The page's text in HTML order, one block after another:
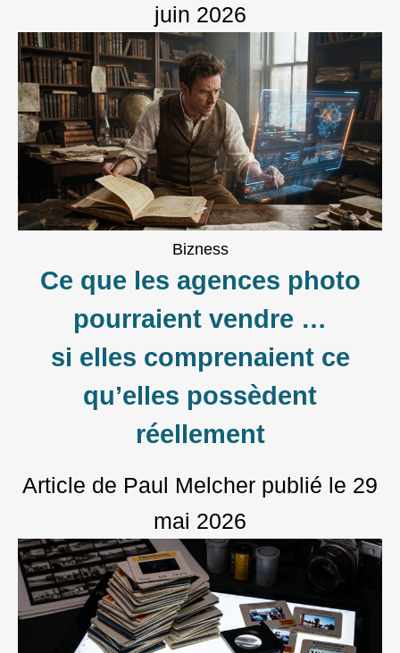
juin 2026
Bizness
Ce que les agences photo
pourraient vendre …
si elles comprenaient ce
qu’elles possèdent
réellement
Article de Paul Melcher publié le 29
mai 2026